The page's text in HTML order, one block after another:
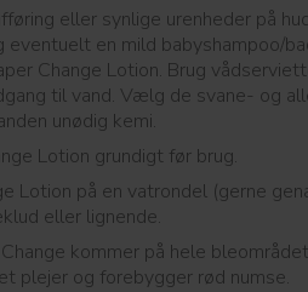
eller synlige urenheder på
eventuelt en mild babyshampoo/
Change Lotion. Brug
til vand. Vælg de svane- og
unødig kemi.
Lotion grundigt før brug.
Lotion på en vatrondel (gerne
eller lignende.
kommer på hele
plejer og forebygger rød numse.